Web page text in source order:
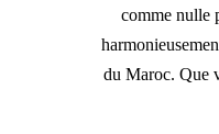
comme nulle
du Maroc. Que